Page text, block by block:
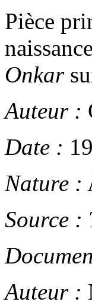
Pièce
Onkar
Auteur :
Date :
Nature :
Source :
Auteur :